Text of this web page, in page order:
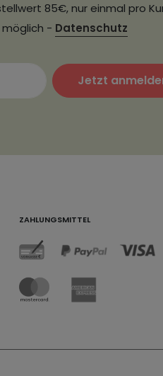
85€, nur einmal pro
- Datenschutz
Jetzt
ZAHLUNGSMITTEL